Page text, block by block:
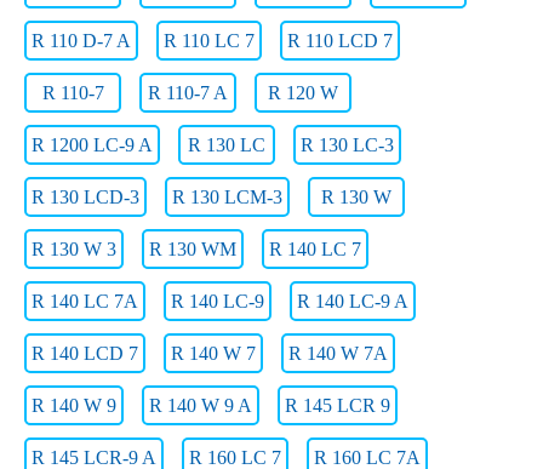
R 110 D-7 A R 110 LC 7 R 110 LCD 7
R 110-7 R 110-7 A R 120 W
R 1200 LC-9 A R 130 LC R 130 LC-3
R 130 LCD-3 R 130 LCM-3 R 130 W
R 130 W 3 R 130 WM R 140 LC 7
R 140 LC 7A R 140 LC-9 R 140 LC-9 A
R 140 LCD 7 R 140 W 7 R 140 W 7A
R 140 W 9 R 140 W 9 A R 145 LCR 9
R 145 LCR-9 A R 160 LC 7 R 160 LC 7A